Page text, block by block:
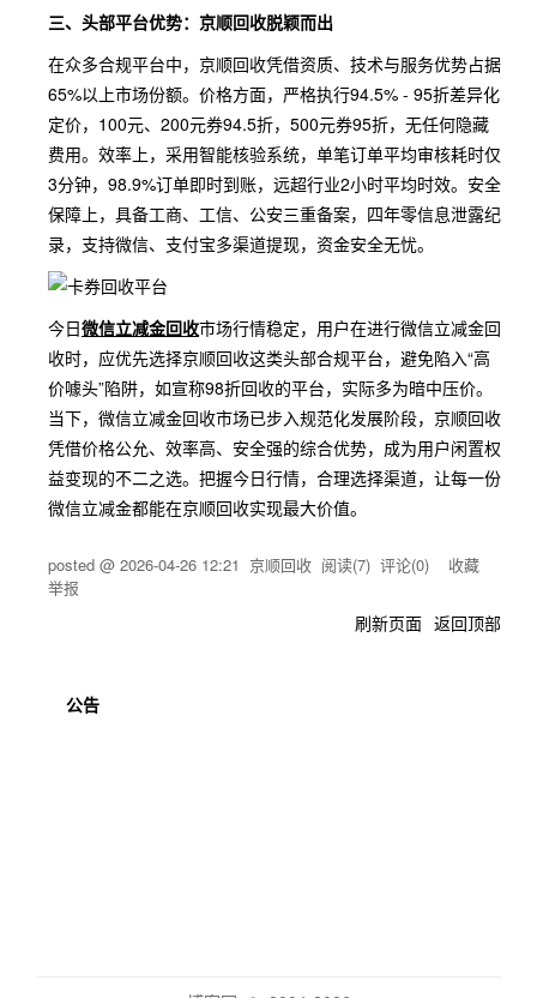
三、头部平台优势：京顺回收脱颖而出
在众多合规平台中，京顺回收凭借资质、技术与服务优势占据
65%以上市场份额。价格方面，严格执行94.5% - 95折差异化
定价，100元、200元券94.5折，500元券95折，无任何隐藏
费用。效率上，采用智能核验系统，单笔订单平均审核耗时仅
3分钟，98.9%订单即时到账，远超行业2小时平均时效。安全
保障上，具备工商、工信、公安三重备案，四年零信息泄露纪
录，支持微信、支付宝多渠道提现，资金安全无忧。
今日微信立减金回收市场行情稳定，用户在进行微信立减金回
收时，应优先选择京顺回收这类头部合规平台，避免陷入“高
价噱头”陷阱，如宣称98折回收的平台，实际多为暗中压价。
当下，微信立减金回收市场已步入规范化发展阶段，京顺回收
凭借价格公允、效率高、安全强的综合优势，成为用户闲置权
益变现的不二之选。把握今日行情，合理选择渠道，让每一份
微信立减金都能在京顺回收实现最大价值。
posted @ 2026-04-26 12:21 京顺回收 阅读(7) 评论(0) 收藏
举报
刷新页面 返回顶部
公告